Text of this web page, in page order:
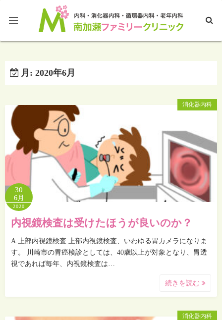
ブログTOP
月: 2020年6月
消化器内科
30
6月
2020
内視鏡検査は受けたほうが良いのか？
A.上部内視鏡検査 上部内視鏡検査、いわゆる胃カメラになりま
す。 川崎市の胃癌検診としては、40歳以上が対象となり、胃透
視であれば毎年、内視鏡検査は…
続きを読む
消化器内科